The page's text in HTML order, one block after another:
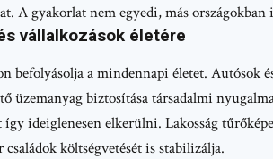
A gyakorlat nem egyedi, más országokban
vállalkozások életére
befolyásolja a mindennapi életet. Autósok
üzemanyag biztosítása társadalmi
ideiglenesen elkerülni. Lakosság
költségvetését is stabilizálja.